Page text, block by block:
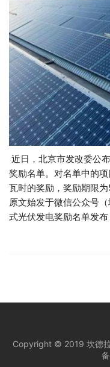
近日，北京市发改委公
奖励名单。对名单中的
瓦时的奖励，奖励期
原文始发于微信公众号
式光伏发电奖励名单发布
Copyright © 2019 坎德